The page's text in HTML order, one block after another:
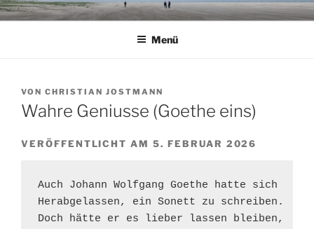
Zum
Inhalt
Menü
VON CHRISTIAN JOSTMANN
Wahre Geniusse (Goethe eins)
VERÖFFENTLICHT AM 5. FEBRUAR 2026
Auch Johann Wolfgang Goethe hatte sich
Herabgelassen, ein Sonett zu schreiben.
Doch hätte er es lieber lassen bleiben,